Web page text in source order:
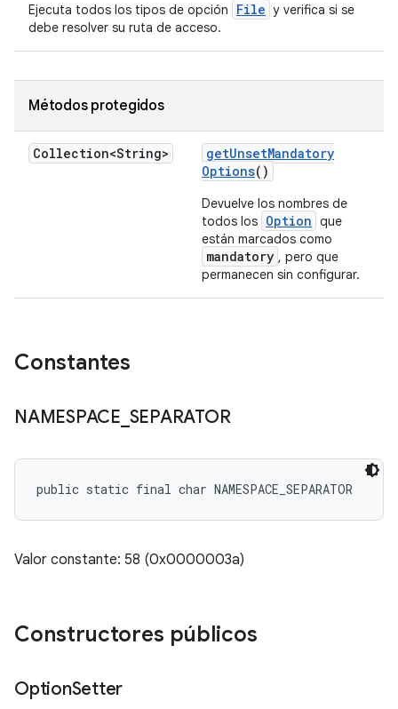
Ejecuta todos los tipos de opción File y verifica si se
debe resolver su ruta de acceso.
Métodos protegidos
Collection<String> getUnsetMandatory
Options()
Devuelve los nombres de
todos los Option que
están marcados como
mandatory , pero que
permanecen sin configurar.
Constantes
NAMESPACE SEPARATOR
public static final char NAMESPACE_SEPARATOR
Valor constante: 58 (0x0000003a)
Constructores públicos
OptionSetter